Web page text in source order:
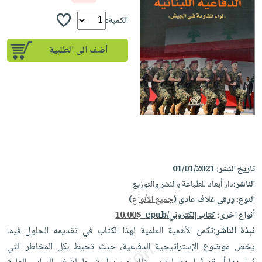
إختياراتنا
أكاديمية
صندوق
القراءة
English
books
iKitab
بلا
حدود
أسئلة
يتكرر
طرحها
تحميل
Android
تحميل
iKitab
على
Apple
أسئلة
طرحها
تحميل
masmu3
على
Android
Apple
المواضيع
الأكثر
مبيعاً
إختياراتنا
وسائل
تعليمية
تعليمية
الصحة
والعناية
الشخصية
جديد
الكل
الشخصية
العناية
وتصفيف
الشعر
العناية
بالجسم
جديد
الكل
أواني
الطهي
أدوات
متجر
الهدايا
أقسام
الكمية:
أضف الى الطلبية
تاريخ النشر:01/01/2021
الناشر:دار أبعاد للطباعة والنشر والتوزيع
النوع:ورقي غلاف عادي (جميع الأنواع)
أنواع اخرى:كتاب إلكتروني/epub 10.00$
نبذة الناشر:تكمن الأهمية العلمية لهذا الكتاب في تقديمه الحلول فيما
يخص موضوع الإستراتيجية الدفاعية، حيث تحيط بكل المخاطر التي